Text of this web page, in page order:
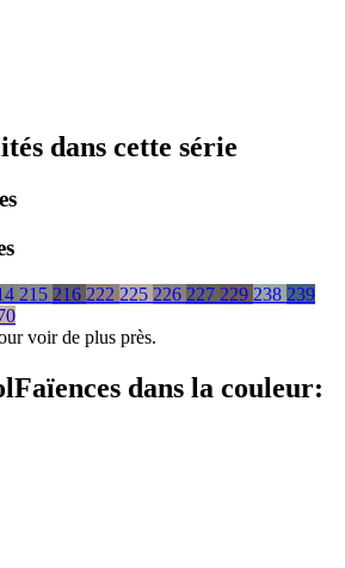
dans cette série
215 216 222 225 226 227 229 238 239
voir de plus près.
Faïences dans la couleur: